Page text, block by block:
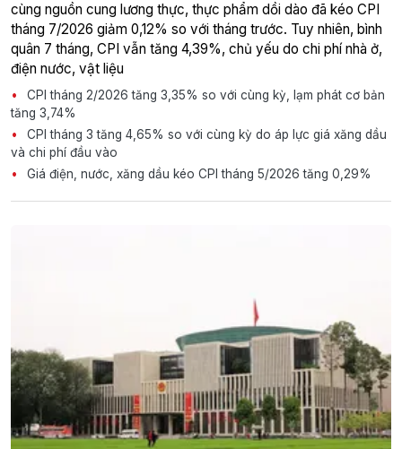
cùng nguồn cung lương thực, thực phẩm dồi dào đã kéo CPI
tháng 7/2026 giảm 0,12% so với tháng trước. Tuy nhiên, bình
quân 7 tháng, CPI vẫn tăng 4,39%, chủ yếu do chi phí nhà ở,
điện nước, vật liệu
CPI tháng 2/2026 tăng 3,35% so với cùng kỳ, lạm phát cơ bản
tăng 3,74%
CPI tháng 3 tăng 4,65% so với cùng kỳ do áp lực giá xăng dầu
và chi phí đầu vào
Giá điện, nước, xăng dầu kéo CPI tháng 5/2026 tăng 0,29%